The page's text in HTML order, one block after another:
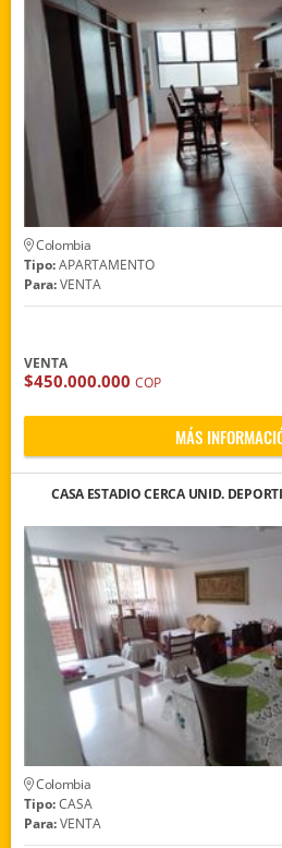
Colombia
Tipo:APARTAMENTO
Para:VENTA
VENTA
$450.000.000 COP
MÁS
CASA ESTADIO CERCA UNID.
Colombia
Tipo:CASA
Para:VENTA